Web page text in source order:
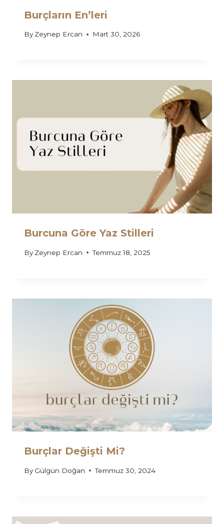
Burçların En’leri
By Zeynep Ercan Mart 30, 2026
Burcuna Göre Yaz Stilleri
By Zeynep Ercan Temmuz 18, 2025
Burçlar Değişti Mi?
By Gülgün Doğan Temmuz 30, 2024